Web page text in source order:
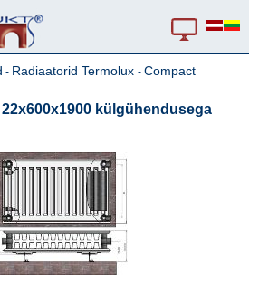
- Radiaatorid Termolux-Compact
külgühendusega